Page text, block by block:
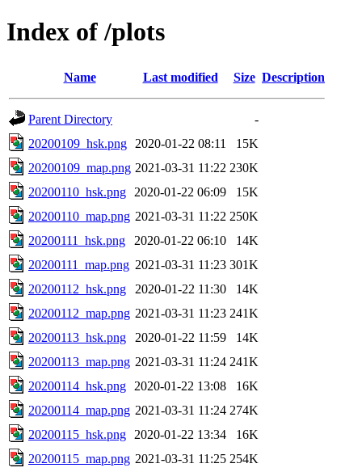
Index of /plots
Name Last modified Size Description
Parent Directory
-
20200109_hsk.png
2020-01-22 08:11
15K
20200109_map.png 2021-03-31 11:22 230K
20200110_hsk.png
2020-01-22 06:09
15K
20200110_map.png 2021-03-31 11:22 250K
20200111_hsk.png
2020-01-22 06:10
14K
20200111_map.png 2021-03-31 11:23 301K
20200112_hsk.png
2020-01-22 11:30
14K
20200112_map.png 2021-03-31 11:23 241K
20200113_hsk.png
2020-01-22 11:59
14K
20200113_map.png 2021-03-31 11:24 241K
20200114_hsk.png
2020-01-22 13:08
16K
20200114_map.png 2021-03-31 11:24 274K
20200115_hsk.png
2020-01-22 13:34
16K
20200115_map.png 2021-03-31 11:25 254K